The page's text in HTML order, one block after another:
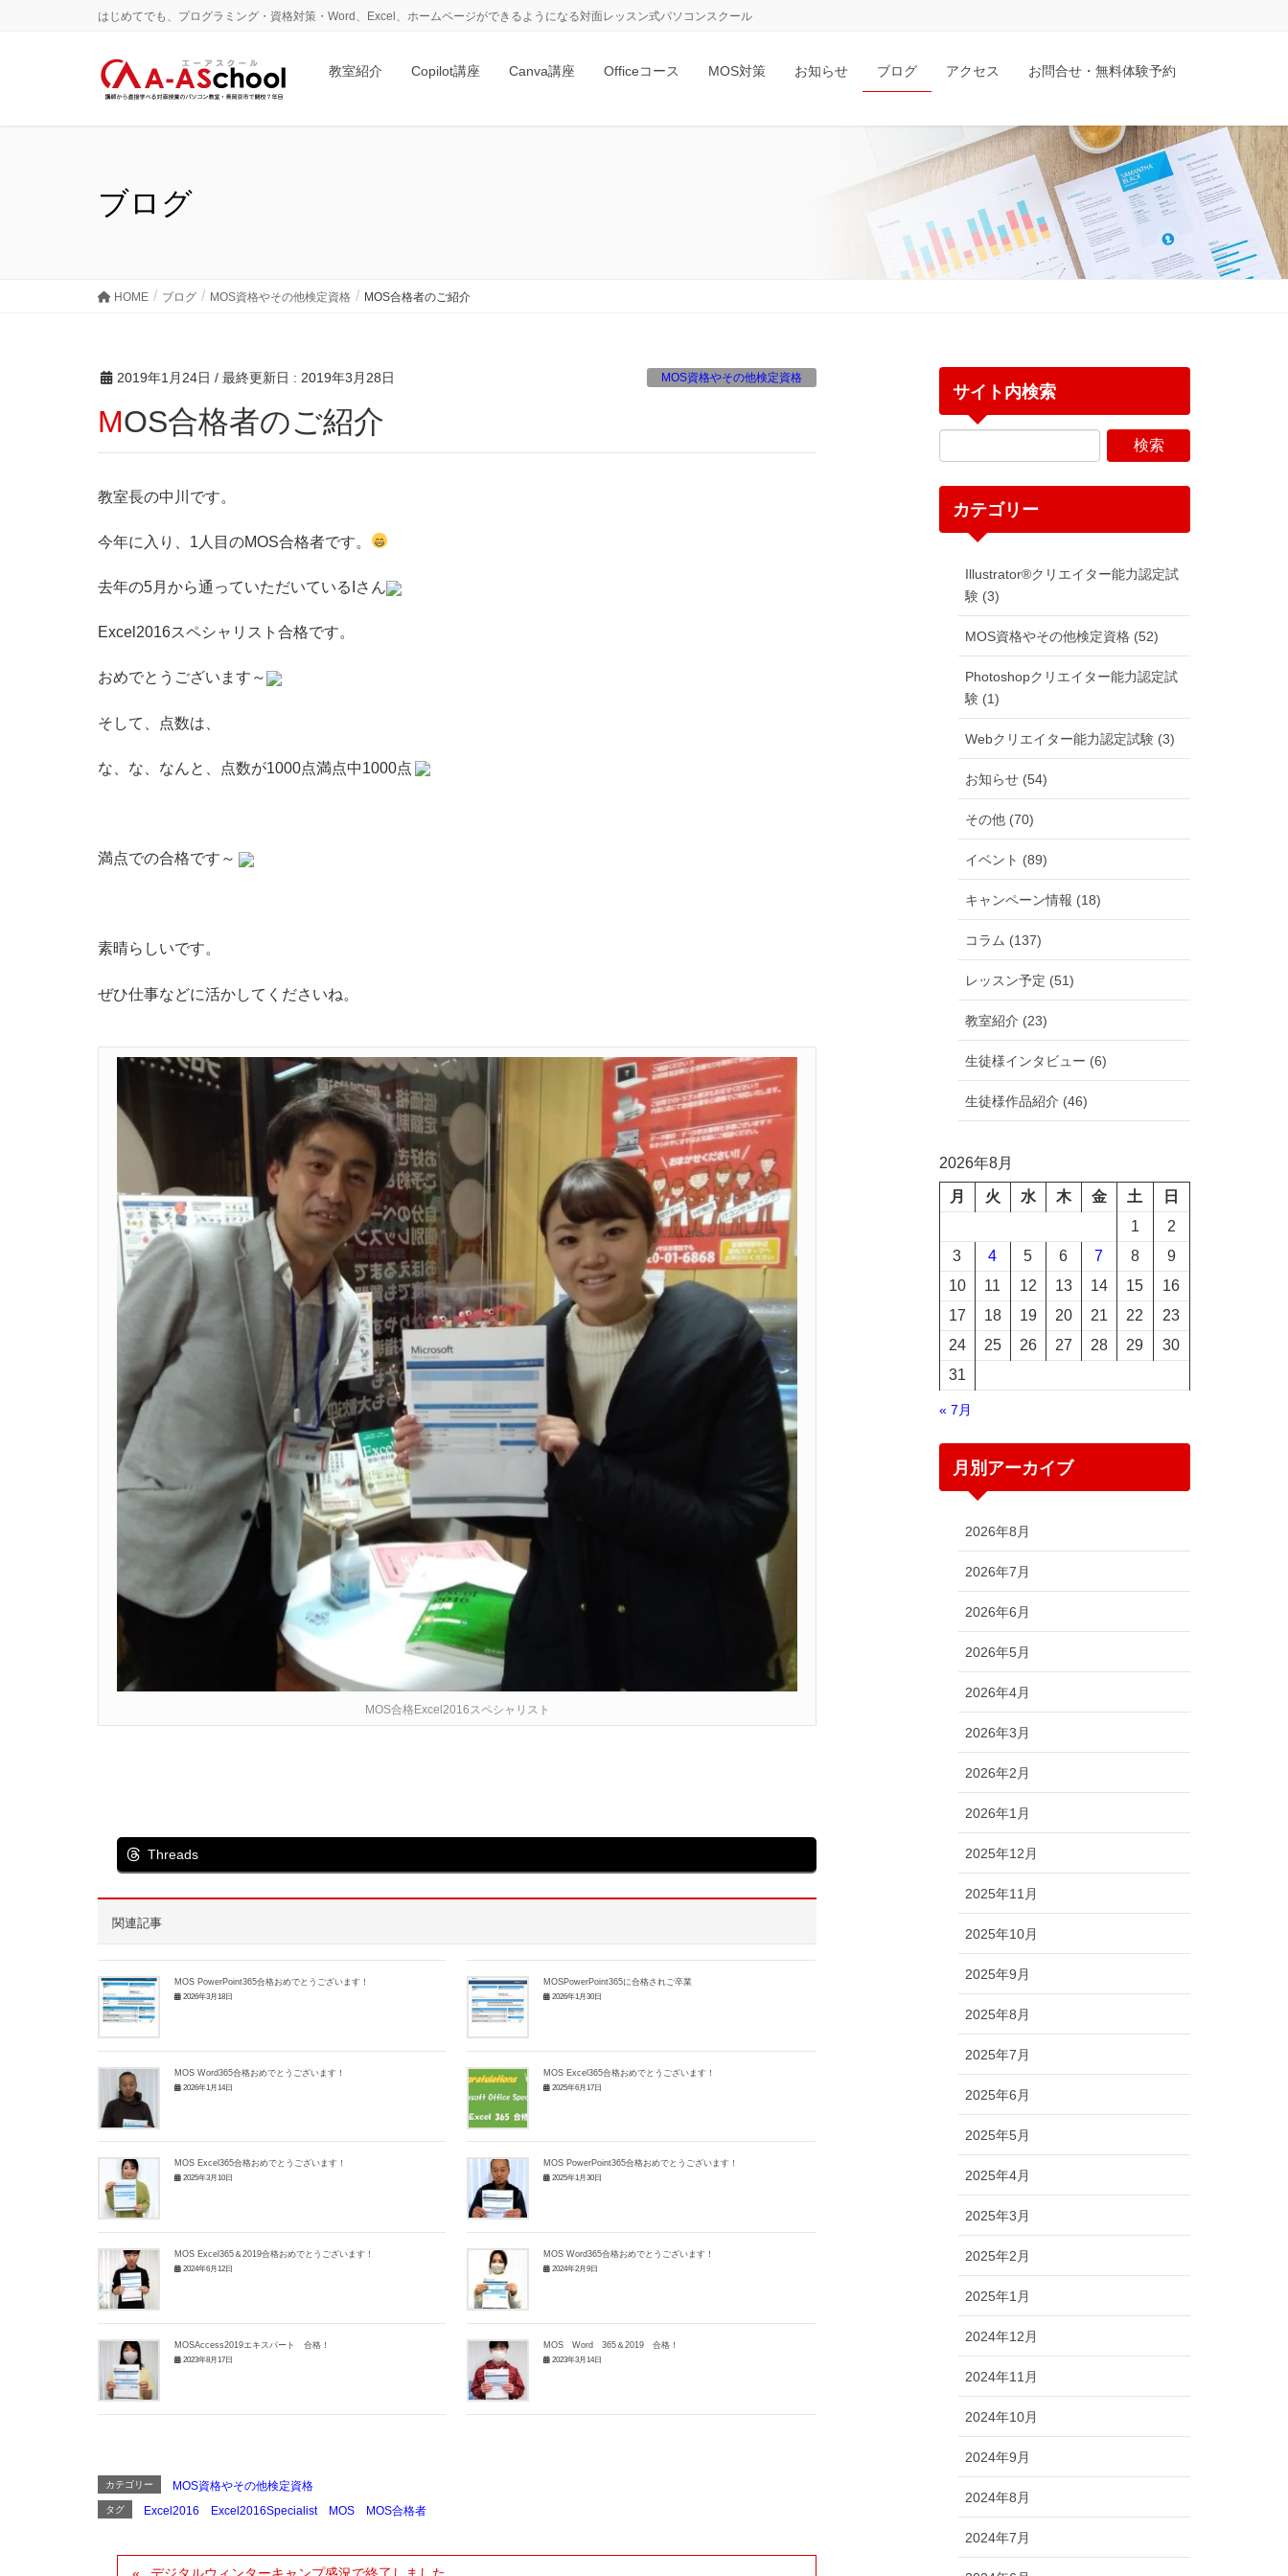
はじめてでも、プログラミング・資格対策・Word、Excel、ホームページができるようになる対面レッスン式パソコンスクール
教室紹介 Copilot講座 Canva講座 Officeコース MOS対策 お知らせ ブログ アクセス お問合せ・無料体験予約
ブログ
HOME ブログ MOS資格やその他検定資格 MOS合格者のご紹介
2019年1月24日 / 最終更新日 : 2019年3月28日 MOS資格やその他検定資格
MOS合格者のご紹介
教室長の中川です。
今年に入り、1人目のMOS合格者です。
去年の5月から通っていただいているIさん
Excel2016スペシャリスト合格です。
おめでとうございます～
そして、点数は、
な、な、なんと、点数が1000点満点中1000点
満点での合格です～
素晴らしいです。
ぜひ仕事などに活かしてくださいね。
MOS合格Excel2016スペシャリスト
Threads
関連記事
MOS PowerPoint365合格おめでとうございます！
2026年3月18日
MOSPowerPoint365に合格されご卒業
2026年1月30日
MOS Word365合格おめでとうございます！
2026年1月14日
MOS Excel365合格おめでとうございます！
2025年6月17日
MOS Excel365合格おめでとうございます！
2025年3月10日
MOS PowerPoint365合格おめでとうございます！
2025年1月30日
MOS Excel365＆2019合格おめでとうございます！
2024年6月12日
MOS Word365合格おめでとうございます！
2024年2月9日
MOSAccess2019エキスパート 合格！
2023年8月17日
MOS Word 365＆2019 合格！
2023年3月14日
カテゴリー MOS資格やその他検定資格
タグ Excel2016 Excel2016Specialist MOS MOS合格者
サイト内検索
カテゴリー
Illustrator®クリエイター能力認定試
験 (3)
MOS資格やその他検定資格 (52)
Photoshopクリエイター能力認定試
験 (1)
Webクリエイター能力認定試験 (3)
お知らせ (54)
その他 (70)
イベント (89)
キャンペーン情報 (18)
コラム (137)
レッスン予定 (51)
教室紹介 (23)
生徒様インタビュー (6)
生徒様作品紹介 (46)
2026年8月
月 火 水 木 金 土
日
1
2
3
4 5 6 7 8
9
10
11 12 13 14 15
16
17
18 19 20 21 22
23
24
25 26 27 28 29
30
31
« 7月
月別アーカイブ
2026年8月
2026年7月
2026年6月
2026年5月
2026年4月
2026年3月
2026年2月
2026年1月
2025年12月
2025年11月
2025年10月
2025年9月
2025年8月
2025年7月
2025年6月
2025年5月
2025年4月
2025年3月
2025年2月
2025年1月
2024年12月
2024年11月
2024年10月
2024年9月
2024年8月
2024年7月